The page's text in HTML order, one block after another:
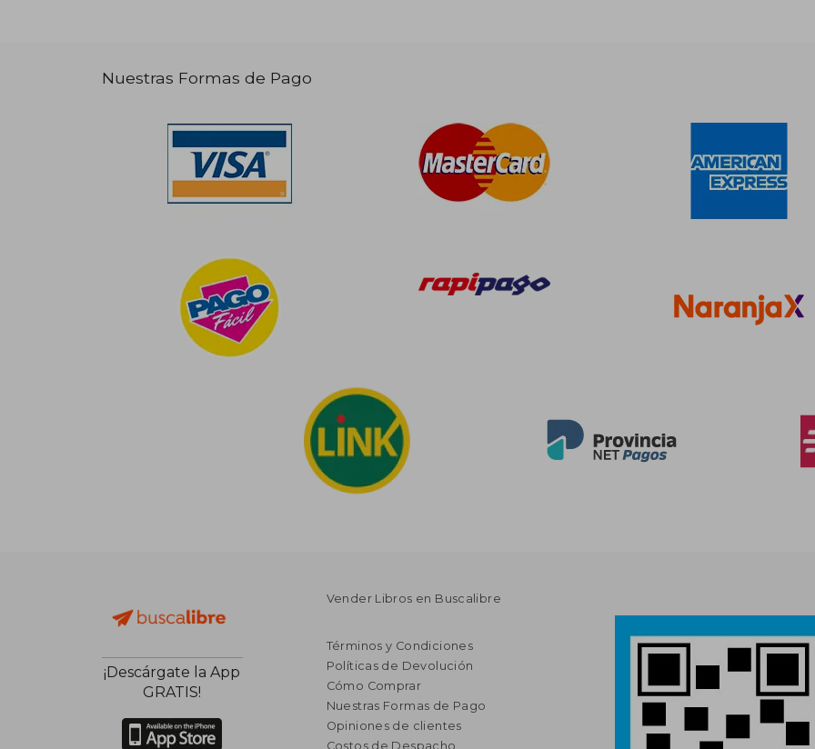
Nuestras Formas de Pago
¡Descárgate la App
GRATIS!
Vender Libros en Buscalibre
Términos y Condiciones
Políticas de Devolución
Cómo Comprar
Nuestras Formas de Pago
Opiniones de clientes
Costos de Despacho